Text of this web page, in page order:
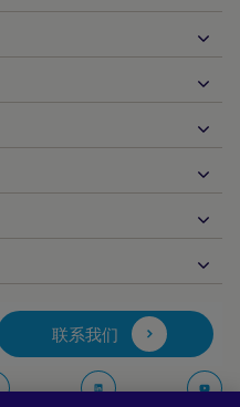
联系我们